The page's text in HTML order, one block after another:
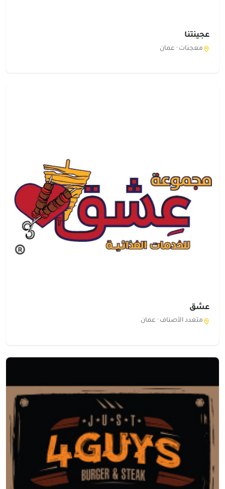
عجينتنا
معجنات · عمان
عشق
متعدد الأصناف · عمان